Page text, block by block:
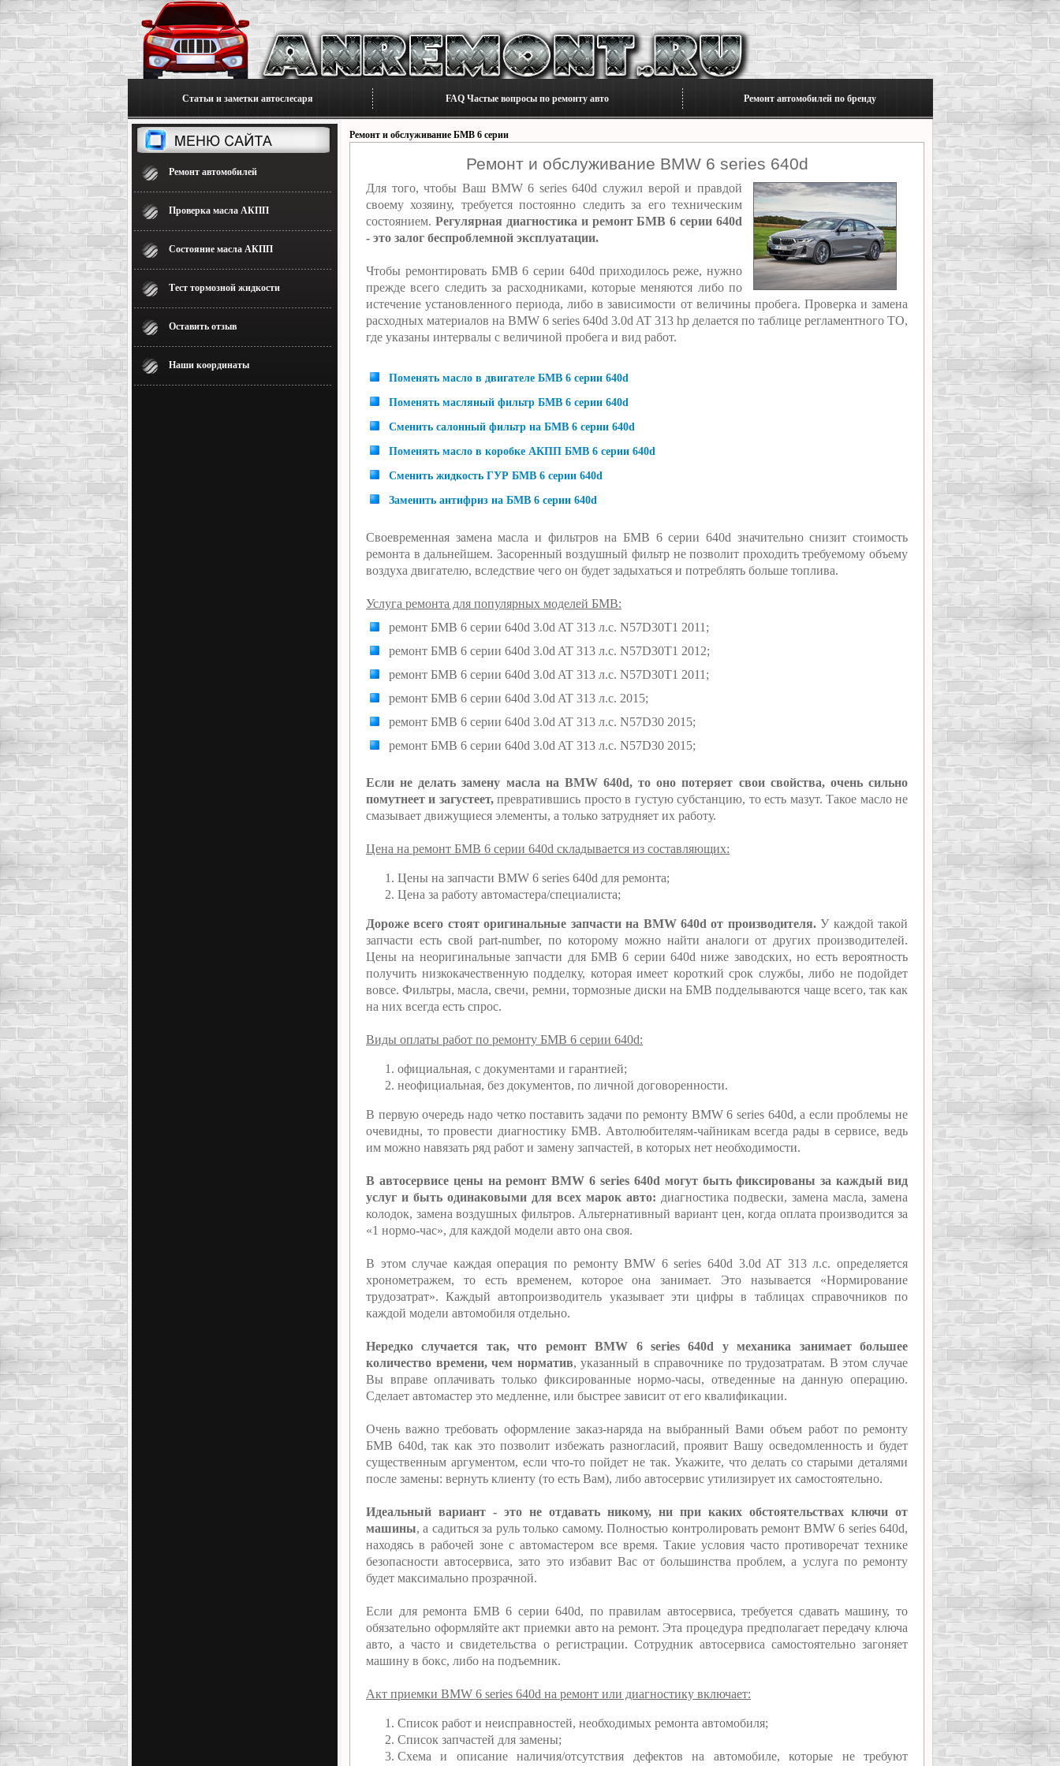
Статьи и заметки автослесаря FAQ Частые вопросы по ремонту авто Ремонт автомобилей по бренду
Ремонт автомобилей
Проверка масла АКПП
Состояние масла АКПП
Тест тормозной жидкости
Оставить отзыв
Наши координаты
Ремонт и обслуживание БМВ 6 серии
Ремонт и обслуживание BMW 6 series 640d
Для того, чтобы Ваш BMW 6 series 640d служил верой и правдой
своему хозяину, требуется постоянно следить за его техническим
состоянием. Регулярная диагностика и ремонт БМВ 6 серии 640d
- это залог беспроблемной эксплуатации.
Чтобы ремонтировать БМВ 6 серии 640d приходилось реже, нужно
прежде всего следить за расходниками, которые меняются либо по
истечение установленного периода, либо в зависимости от величины пробега. Проверка и замена
расходных материалов на BMW 6 series 640d 3.0d AT 313 hp делается по таблице регламентного ТО,
где указаны интервалы с величиной пробега и вид работ.
Поменять масло в двигателе БМВ 6 серии 640d
Поменять масляный фильтр БМВ 6 серии 640d
Сменить салонный фильтр на БМВ 6 серии 640d
Поменять масло в коробке АКПП БМВ 6 серии 640d
Сменить жидкость ГУР БМВ 6 серии 640d
Заменить антифриз на БМВ 6 серии 640d
Своевременная замена масла и фильтров на БМВ 6 серии 640d значительно снизит стоимость
ремонта в дальнейшем. Засоренный воздушный фильтр не позволит проходить требуемому объему
воздуха двигателю, вследствие чего он будет задыхаться и потреблять больше топлива.
Услуга ремонта для популярных моделей БМВ:
ремонт БМВ 6 серии 640d 3.0d AT 313 л.с. N57D30T1 2011;
ремонт БМВ 6 серии 640d 3.0d AT 313 л.с. N57D30T1 2012;
ремонт БМВ 6 серии 640d 3.0d AT 313 л.с. N57D30T1 2011;
ремонт БМВ 6 серии 640d 3.0d AT 313 л.с. 2015;
ремонт БМВ 6 серии 640d 3.0d AT 313 л.с. N57D30 2015;
ремонт БМВ 6 серии 640d 3.0d AT 313 л.с. N57D30 2015;
Если не делать замену масла на BMW 640d, то оно потеряет свои свойства, очень сильно
помутнеет и загустеет,превратившись просто в густую субстанцию, то есть мазут. Такое масло не
смазывает движущиеся элементы, а только затрудняет их работу.
Цена на ремонт БМВ 6 серии 640d складывается из составляющих:
Цены на запчасти BMW 6 series 640d для ремонта;
Цена за работу автомастера/специалиста;
Дороже всего стоят оригинальные запчасти на BMW 640d от производителя.У каждой такой
запчасти есть свой part-number, по которому можно найти аналоги от других производителей.
Цены на неоригинальные запчасти для БМВ 6 серии 640d ниже заводских, но есть вероятность
получить низкокачественную подделку, которая имеет короткий срок службы, либо не подойдет
вовсе. Фильтры, масла, свечи, ремни, тормозные диски на БМВ подделываются чаще всего, так как
на них всегда есть спрос.
Виды оплаты работ по ремонту БМВ 6 серии 640d:
официальная, с документами и гарантией;
неофициальная, без документов, по личной договоренности.
В первую очередь надо четко поставить задачи по ремонту BMW 6 series 640d, а если проблемы не
очевидны, то провести диагностику БМВ. Автолюбителям-чайникам всегда рады в сервисе, ведь
им можно навязать ряд работ и замену запчастей, в которых нет необходимости.
В автосервисе цены на ремонт BMW 6 series 640d могут быть фиксированы за каждый вид
услуг и быть одинаковыми для всех марок авто: диагностика подвески, замена масла, замена
колодок, замена воздушных фильтров. Альтернативный вариант цен, когда оплата производится за
«1 нормо-час», для каждой модели авто она своя.
В этом случае каждая операция по ремонту BMW 6 series 640d 3.0d AT 313 л.с. определяется
хронометражем, то есть временем, которое она занимает. Это называется «Нормирование
трудозатрат». Каждый автопроизводитель указывает эти цифры в таблицах справочников по
каждой модели автомобиля отдельно.
Нередко случается так, что ремонт BMW 6 series 640d у механика занимает большее
количество времени, чем норматив, указанный в справочнике по трудозатратам. В этом случае
Вы вправе оплачивать только фиксированные нормо-часы, отведенные на данную операцию.
Сделает автомастер это медленне, или быстрее зависит от его квалификации.
Очень важно требовать оформление заказ-наряда на выбранный Вами объем работ по ремонту
БМВ 640d, так как это позволит избежать разногласий, проявит Вашу осведомленность и будет
существенным аргументом, если что-то пойдет не так. Укажите, что делать со старыми деталями
после замены: вернуть клиенту (то есть Вам), либо автосервис утилизирует их самостоятельно.
Идеальный вариант - это не отдавать никому, ни при каких обстоятельствах ключи от
машины, а садиться за руль только самому. Полностью контролировать ремонт BMW 6 series 640d,
находясь в рабочей зоне с автомастером все время. Такие условия часто противоречат технике
безопасности автосервиса, зато это избавит Вас от большинства проблем, а услуга по ремонту
будет максимально прозрачной.
Если для ремонта БМВ 6 серии 640d, по правилам автосервиса, требуется сдавать машину, то
обязательно оформляйте акт приемки авто на ремонт. Эта процедура предполагает передачу ключа
авто, а часто и свидетельства о регистрации. Сотрудник автосервиса самостоятельно загоняет
машину в бокс, либо на подъемник.
Акт приемки BMW 6 series 640d на ремонт или диагностику включает:
Список работ и неисправностей, необходимых ремонта автомобиля;
Список запчастей для замены;
Схема и описание наличия/отсутствия дефектов на автомобиле, которые не требуют